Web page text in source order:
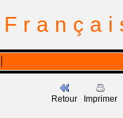
Retour Imprimer